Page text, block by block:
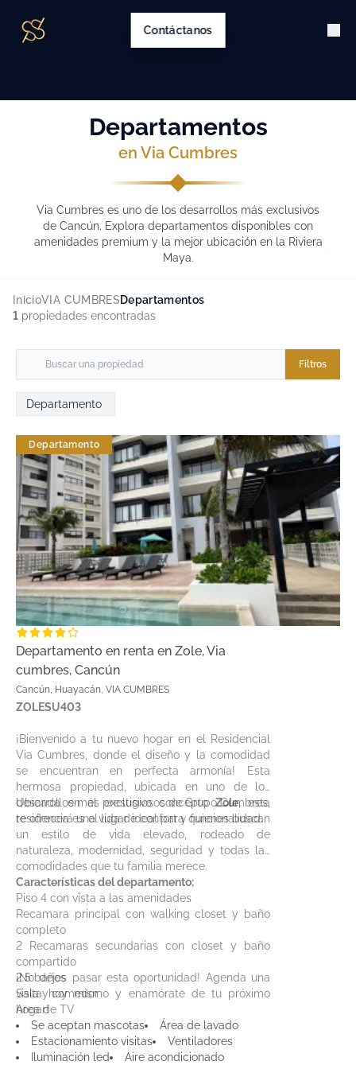
Contáctanos
Departamentos
en Via Cumbres
Via Cumbres es uno de los desarrollos más exclusivos
de Cancún. Explora departamentos disponibles con
amenidades premium y la mejor ubicación en la Riviera
Maya.
InicioVIA CUMBRESDepartamentos
1 propiedades encontradas
Filtros
Departamento
Departamento
Departamento en renta en Zole, Via
cumbres, Cancún
Cancún, Huayacán, VIA CUMBRES
ZOLESU403
¡Bienvenido a tu nuevo hogar en el Residencial
Via Cumbres, donde el diseño y la comodidad
se encuentran en perfecta armonía! Esta
hermosa propiedad, ubicada en uno de los
desarrollos más prestigiosos de Grupo Cumbres,
te ofrecerá una vida de confort y funcionalidad.
Ubicada en el exclusivo conceptoZole, esta
residencia es el lugar ideal para quienes buscan
un estilo de vida elevado, rodeado de
naturaleza, modernidad, seguridad y todas las
comodidades que tu familia merece.
Características del departamento:
Piso 4 con vista a las amenidades
Recamara principal con walking closet y baño
completo
2 Recamaras secundarias con closet y baño
compartido
2.5 baños
Sala y comedor
Area de TV
Cocina integral con estufa y campana
2 estacionamientos
Aires acondicionados tipo minisplit
¡No dejes pasar esta oportunidad! Agenda una
visita hoy mismo y enamórate de tu próximo
hogar!
Se aceptan mascotas
Área de lavado
Estacionamiento visitas
Ventiladores
Iluminación led
Aire acondicionado